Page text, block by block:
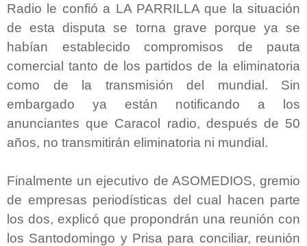
Radio le confió a LA PARRILLA que la situación
de esta disputa se torna grave porque ya se
habían establecido compromisos de pauta
comercial tanto de los partidos de la eliminatoria
como de la transmisión del mundial. Sin
embargado ya están notificando a los
anunciantes que Caracol radio, después de 50
años, no transmitirán eliminatoria ni mundial.
Finalmente un ejecutivo de ASOMEDIOS, gremio
de empresas periodísticas del cual hacen parte
los dos, explicó que propondrán una reunión con
los Santodomingo y Prisa para conciliar, reunión